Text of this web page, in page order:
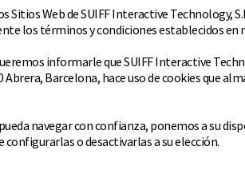
Web de SUIFF Interactive Technology,
los términos y condiciones establecidos en
informarle que SUIFF Interactive
Barcelona, hace uso de cookies que
navegar con confianza, ponemos a su
o desactivarlas a su elección.